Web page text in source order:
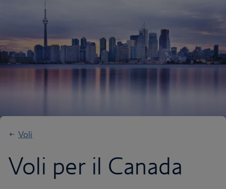
Voli
Voli per il Canada